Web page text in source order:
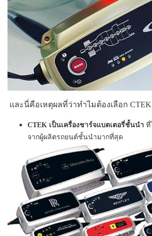
และนี่คือเหตุผลที่ว่าทำไมต้องเลือก
CTEK เป็นเครื่องชาร์จแบตเตอรี่ชั้นนำ ที่
จากผู้ผลิตรถยนต์ชั้นนำมากที่สุด